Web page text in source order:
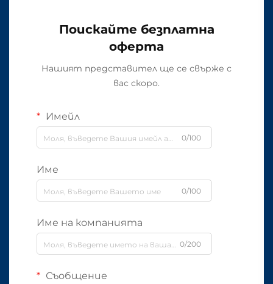
Поискайте безплатна
оферта
Нашият представител ще се свърже с
вас скоро.
Имейл
0/100
Име
0/100
Име на компанията
0/200
Съобщение